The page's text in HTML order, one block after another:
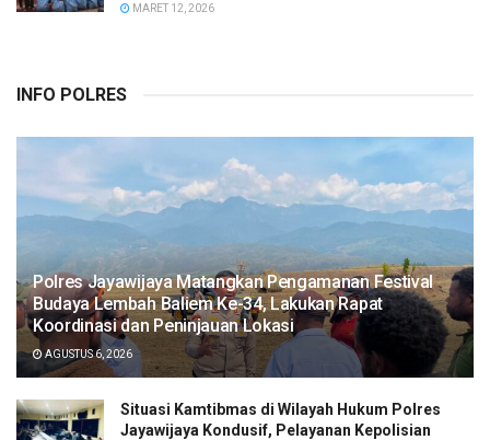
MARET 12, 2026
INFO POLRES
Polres Jayawijaya Matangkan Pengamanan Festival
Budaya Lembah Baliem Ke-34, Lakukan Rapat
Koordinasi dan Peninjauan Lokasi
AGUSTUS 6, 2026
Situasi Kamtibmas di Wilayah Hukum Polres
Jayawijaya Kondusif, Pelayanan Kepolisian